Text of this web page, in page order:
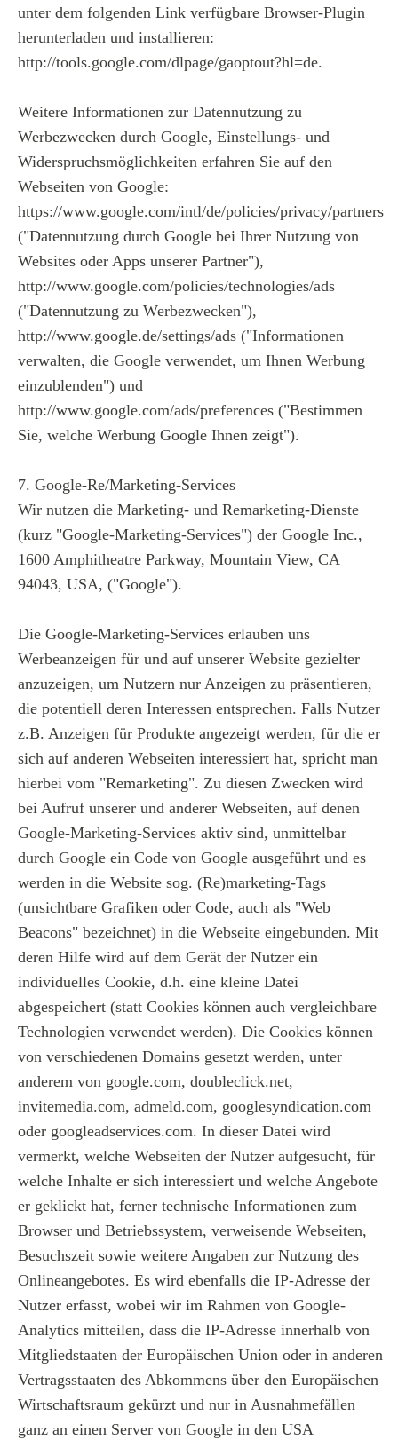
unter dem folgenden Link verfügbare Browser-Plugin
herunterladen und installieren:
http://tools.google.com/dlpage/gaoptout?hl=de.
Weitere Informationen zur Datennutzung zu
Werbezwecken durch Google, Einstellungs- und
Widerspruchsmöglichkeiten erfahren Sie auf den
Webseiten von Google:
https://www.google.com/intl/de/policies/privacy/partners
("Datennutzung durch Google bei Ihrer Nutzung von
Websites oder Apps unserer Partner"),
http://www.google.com/policies/technologies/ads
("Datennutzung zu Werbezwecken"),
http://www.google.de/settings/ads ("Informationen
verwalten, die Google verwendet, um Ihnen Werbung
einzublenden") und
http://www.google.com/ads/preferences ("Bestimmen
Sie, welche Werbung Google Ihnen zeigt").
7. Google-Re/Marketing-Services
Wir nutzen die Marketing- und Remarketing-Dienste
(kurz "Google-Marketing-Services") der Google Inc.,
1600 Amphitheatre Parkway, Mountain View, CA
94043, USA, ("Google").
Die Google-Marketing-Services erlauben uns
Werbeanzeigen für und auf unserer Website gezielter
anzuzeigen, um Nutzern nur Anzeigen zu präsentieren,
die potentiell deren Interessen entsprechen. Falls Nutzer
z.B. Anzeigen für Produkte angezeigt werden, für die er
sich auf anderen Webseiten interessiert hat, spricht man
hierbei vom "Remarketing". Zu diesen Zwecken wird
bei Aufruf unserer und anderer Webseiten, auf denen
Google-Marketing-Services aktiv sind, unmittelbar
durch Google ein Code von Google ausgeführt und es
werden in die Website sog. (Re)marketing-Tags
(unsichtbare Grafiken oder Code, auch als "Web
Beacons" bezeichnet) in die Webseite eingebunden. Mit
deren Hilfe wird auf dem Gerät der Nutzer ein
individuelles Cookie, d.h. eine kleine Datei
abgespeichert (statt Cookies können auch vergleichbare
Technologien verwendet werden). Die Cookies können
von verschiedenen Domains gesetzt werden, unter
anderem von google.com, doubleclick.net,
invitemedia.com, admeld.com, googlesyndication.com
oder googleadservices.com. In dieser Datei wird
vermerkt, welche Webseiten der Nutzer aufgesucht, für
welche Inhalte er sich interessiert und welche Angebote
er geklickt hat, ferner technische Informationen zum
Browser und Betriebssystem, verweisende Webseiten,
Besuchszeit sowie weitere Angaben zur Nutzung des
Onlineangebotes. Es wird ebenfalls die IP-Adresse der
Nutzer erfasst, wobei wir im Rahmen von Google-
Analytics mitteilen, dass die IP-Adresse innerhalb von
Mitgliedstaaten der Europäischen Union oder in anderen
Vertragsstaaten des Abkommens über den Europäischen
Wirtschaftsraum gekürzt und nur in Ausnahmefällen
ganz an einen Server von Google in den USA